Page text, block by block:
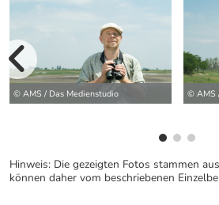
© AMS / Das Medienstudio © AMS
Hinweis: Die gezeigten Fotos stammen
können daher vom beschriebenen